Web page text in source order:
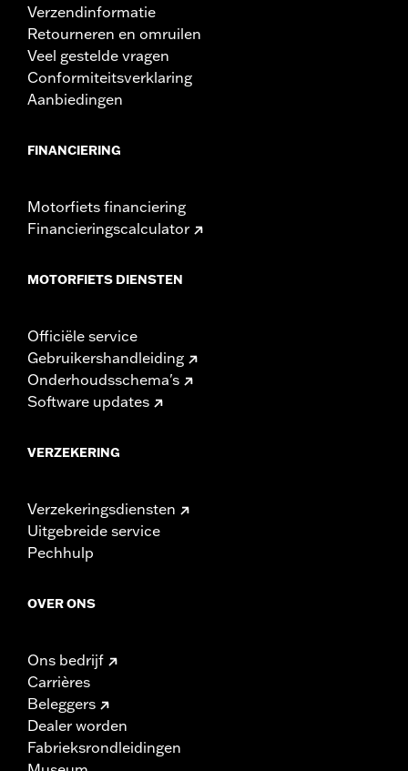
Verzendinformatie
Retourneren en omruilen
Veel gestelde vragen
Conformiteitsverklaring
Aanbiedingen
FINANCIERING
Motorfiets financiering
Financieringscalculator
MOTORFIETS DIENSTEN
Officiële service
Gebruikershandleiding
Onderhoudsschema's
Software updates
VERZEKERING
Verzekeringsdiensten
Uitgebreide service
Pechhulp
OVER ONS
Ons bedrijf
Carrières
Beleggers
Dealer worden
Fabrieksrondleidingen